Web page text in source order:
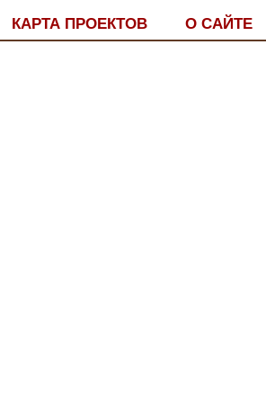
КАРТА ПРОЕКТОВ О САЙТЕ